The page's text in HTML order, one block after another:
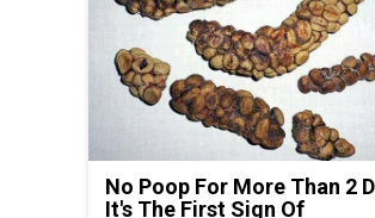
No Poop For More Than 2
It's The First Sign Of